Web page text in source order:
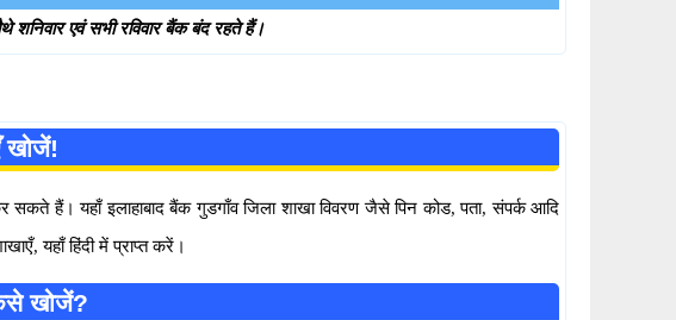
एवं सभी रविवार बैंक बंद रहते हैं।
खोजें!
हैं। यहाँ इलाहाबाद बैंक गुडगाँव जिला शाखा विवरण जैसे पिन कोड, पता, संपर्क आदि
यहाँ हिंदी में प्राप्त करें।
खोजें?